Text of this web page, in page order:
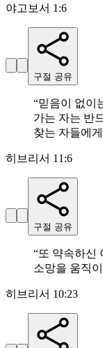
야고보서 1:6
구절 공유
“믿음이 없이
가는 자는 반
찾는 자들에
히브리서 11:6
구절 공유
“또 약속하신
소망을 움직
히브리서 10:23